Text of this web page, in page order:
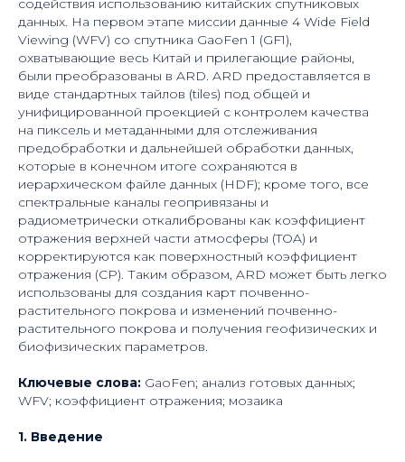
содействия использованию китайских спутниковых
данных. На первом этапе миссии данные 4 Wide Field
Viewing (WFV) со спутника GaoFen 1 (GF1),
охватывающие весь Китай и прилегающие районы,
были преобразованы в ARD. ARD предоставляется в
виде стандартных тайлов (tiles) под общей и
унифицированной проекцией с контролем качества
на пиксель и метаданными для отслеживания
предобработки и дальнейшей обработки данных,
которые в конечном итоге сохраняются в
иерархическом файле данных (HDF); кроме того, все
спектральные каналы геопривязаны и
радиометрически откалиброваны как коэффициент
отражения верхней части атмосферы (TOA) и
корректируются как поверхностный коэффициент
отражения (СР). Таким образом, ARD может быть легко
использованы для создания карт почвенно-
растительного покрова и изменений почвенно-
растительного покрова и получения геофизических и
биофизических параметров.
Ключевые слова: GaoFen; анализ готовых данных;
WFV; коэффициент отражения; мозаика
1. Введение